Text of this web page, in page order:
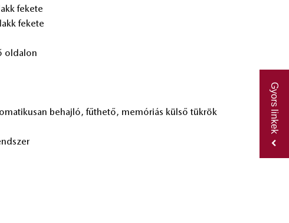
Gyors linkek
fe­ke­te
fe­ke­te
ol­da­lon
be­haj­ló, fűt­he­tő, me­mó­ri­ás kül­ső tük­rök